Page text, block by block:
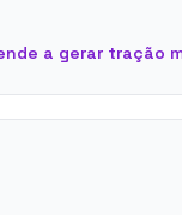
a gerar tração